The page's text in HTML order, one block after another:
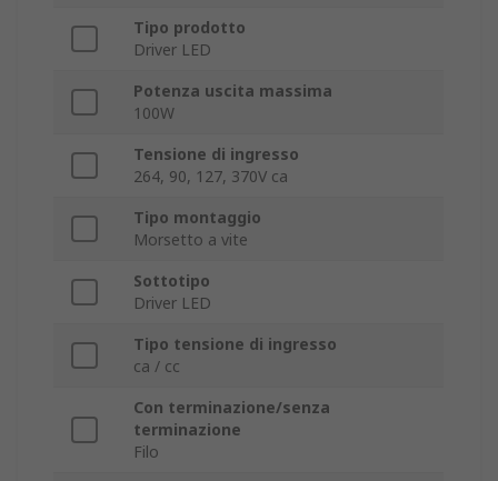
Tipo prodotto
Driver LED
Potenza uscita massima
100W
Tensione di ingresso
264, 90, 127, 370V ca
Tipo montaggio
Morsetto a vite
Sottotipo
Driver LED
Tipo tensione di ingresso
ca / cc
Con terminazione/senza
terminazione
Filo